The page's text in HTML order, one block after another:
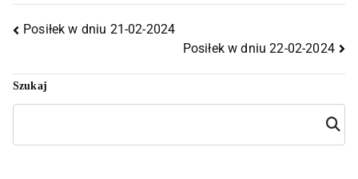
Posiłek w dniu 21-02-2024
Posiłek w dniu 22-02-2024
Szukaj
Szuka
j